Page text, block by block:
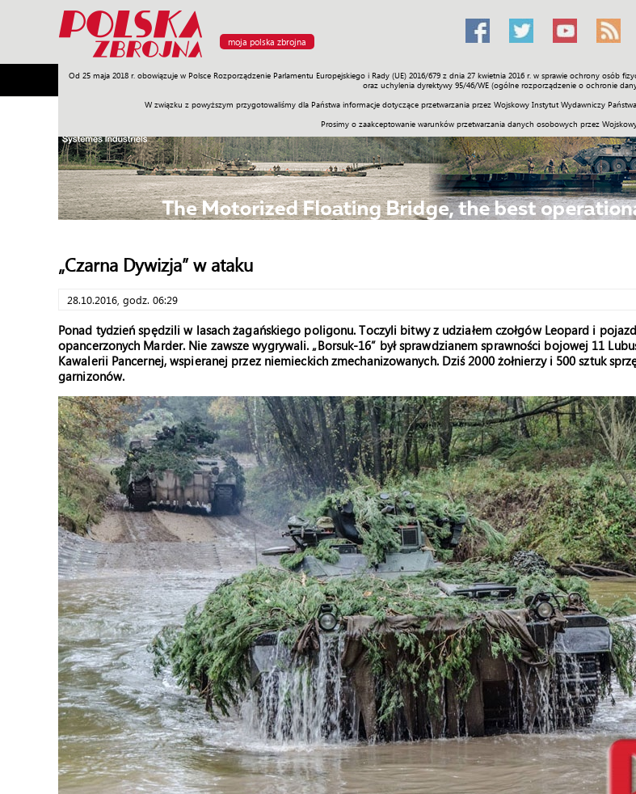
moja polska zbrojna
Od 25 maja 2018 r. obowiązuje w Polsce Rozporządzenie Parlamentu Europejskiego i Rady (UE) 2016/679 z dnia 27 kwietnia 2016 r. w sprawie ochrony
oraz uchylenia dyrektywy 95/46/WE (ogólne rozporządzenie o ochronie
W związku z powyższym przygotowaliśmy dla Państwa informacje dotyczące przetwarzania przez Wojskowy Instytut Wydawniczy
Prosimy o zaakceptowanie warunków przetwarzania danych osobowych przez
Armia Poligon Sprzęt Misje Polityka Prawo Świat Społeczność Sport Historia Galerie
„Czarna Dywizja” w ataku
28.10.2016, godz. 06:29
Ponad tydzień spędzili w lasach żagańskiego poligonu. Toczyli bitwy z udziałem czołgów Leopard i
opancerzonych Marder. Nie zawsze wygrywali. „Borsuk-16” był sprawdzianem sprawności bojowej 11
Kawalerii Pancernej, wspieranej przez niemieckich zmechanizowanych. Dziś 2000 żołnierzy i 500 sztuk
garnizonów.